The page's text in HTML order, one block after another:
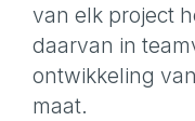
van elk project
daarvan in
ontwikkeling
maat.